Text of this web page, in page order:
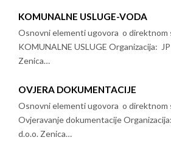
KOMUNALNE USLUGE-VODA
Osnovni elementi ugovora o direktnom
KOMUNALNE USLUGE Organizacija:
Zenica…
OVJERA DOKUMENTACIJE
Osnovni elementi ugovora o direktnom
Ovjeravanje dokumentacije
d.o.o. Zenica…